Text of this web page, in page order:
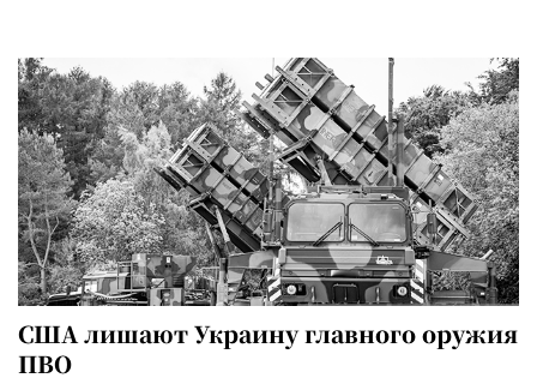
США лишают Украину главного оружия
ПВО